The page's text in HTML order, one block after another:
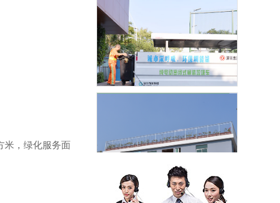
米，绿化服务面
道路清扫保洁
垃圾收集清运